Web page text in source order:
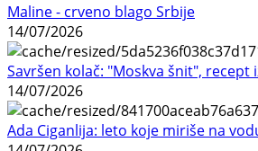
Maline - crveno blago Srbije
14/07/2026
Savršen kolač: "Moskva šnit", recept
14/07/2026
Ada Ciganlija: leto koje miriše na